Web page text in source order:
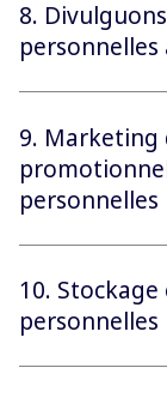
8.
personnelles
9.
personnelles
10.
personnelles